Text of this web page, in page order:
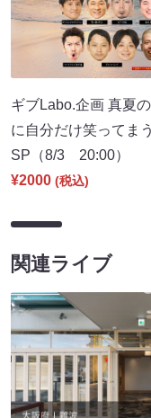
ギブLabo.企画 真夏
に自分だけ笑ってま
SP（8/3 20:00）
¥2000 (税込)
関連ライブ